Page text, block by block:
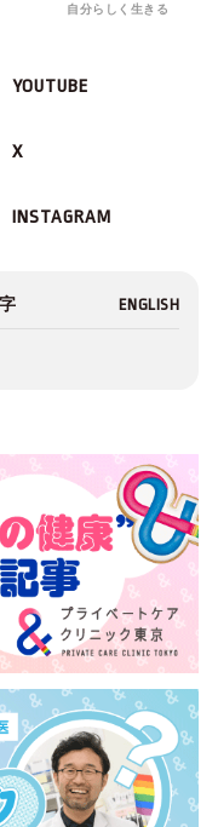
自分らしく生きる
YOUTUBE
X
INSTAGRAM